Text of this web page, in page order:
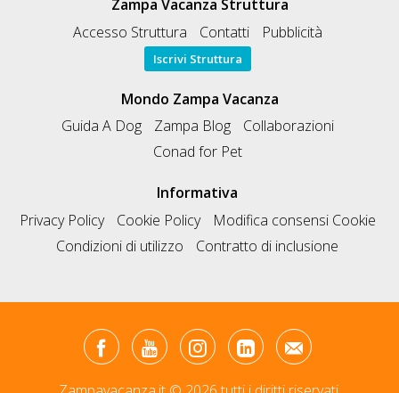
Zampa Vacanza Struttura
Accesso Struttura
Contatti Pubblicità
Iscrivi Struttura
Mondo Zampa Vacanza
Guida A Dog
Zampa Blog
Collaborazioni
Conad for Pet
Informativa
Privacy Policy
Cookie Policy
Modifica consensi Cookie
Condizioni di utilizzo
Contratto di inclusione